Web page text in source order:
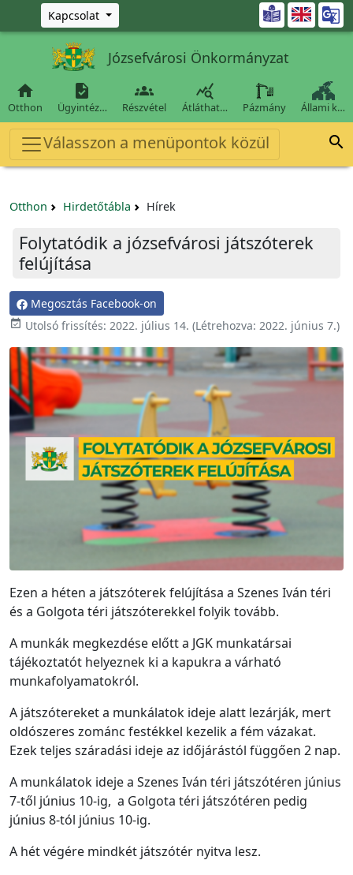
Ugrás a fő tartalomra
Kapcsolat 
Józsefvárosi Önkormányzat

Otthon

Ügyintéz…

Részvétel

Átláthat… Pázmány Állami k…
Válasszon a menüpontok közül 
Otthon Hirdetőtábla Hírek
Folytatódik a józsefvárosi játszóterek
felújítása
Megosztás Facebook-on
 Utolsó frissítés: 2022. július 14. (Létrehozva: 2022. június 7.)
Ezen a héten a játszóterek felújítása a Szenes Iván téri
és a Golgota téri játszóterekkel folyik tovább.
A munkák megkezdése előtt a JGK munkatársai
tájékoztatót helyeznek ki a kapukra a várható
munkafolyamatokról.
A játszótereket a munkálatok ideje alatt lezárják, mert
oldószeres zománc festékkel kezelik a fém vázakat.
Ezek teljes száradási ideje az időjárástól függően 2 nap.
A munkálatok ideje a Szenes Iván téri játszótéren június
7-től június 10-ig, a Golgota téri játszótéren pedig
június 8-tól június 10-ig.
A hét végére mindkét játszótér nyitva lesz.